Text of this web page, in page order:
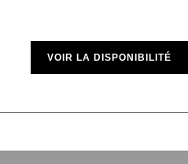
VOIR LA DISPONIBILITÉ